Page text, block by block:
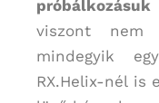
viszont
mindegyik
RX.Helix-nél is